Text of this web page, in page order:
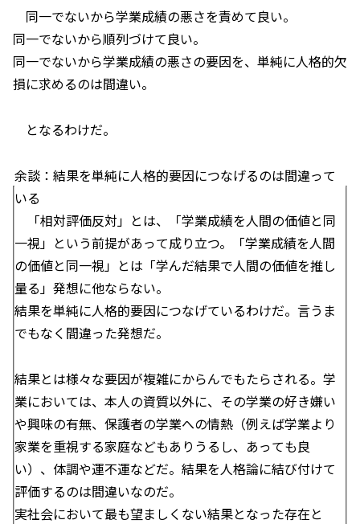
同一でないから学業成績の悪さを責めて良い。
同一でないから順列づけて良い。
同一でないから学業成績の悪さの要因を、単純に人格的欠
損に求めるのは間違い。
となるわけだ。
余談：結果を単純に人格的要因につなげるのは間違って
いる
「相対評価反対」とは、「学業成績を人間の価値と同
一視」という前提があって成り立つ。「学業成績を人間
の価値と同一視」とは「学んだ結果で人間の価値を推し
量る」発想に他ならない。
結果を単純に人格的要因につなげているわけだ。言うま
でもなく間違った発想だ。
結果とは様々な要因が複雑にからんでもたらされる。学
業においては、本人の資質以外に、その学業の好き嫌い
や興味の有無、保護者の学業への情熱（例えば学業より
家業を重視する家庭などもありうるし、あっても良
い）、体調や運不運などだ。結果を人格論に結び付けて
評価するのは間違いなのだ。
実社会において最も望ましくない結果となった存在と